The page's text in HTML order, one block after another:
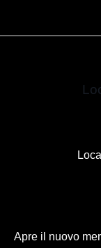
Apre il nuovo